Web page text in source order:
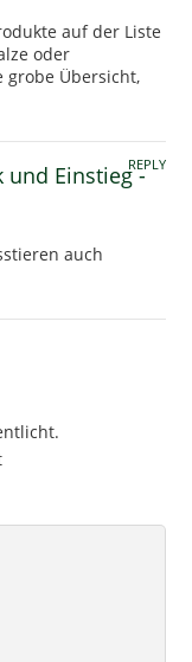
auf der Liste
oder
grobe Übersicht,
und Einstieg -
auch
REPLY